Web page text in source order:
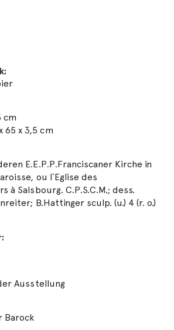
cm
65 x 3,5 cm
E.E.P.P.Franciscaner Kirche in
ou l`Eglise des
à Salsbourg. C.P.S.C.M.; dess.
B.Hattinger sculp. (u.) 4 (r. o.)
Ausstellung
Barock